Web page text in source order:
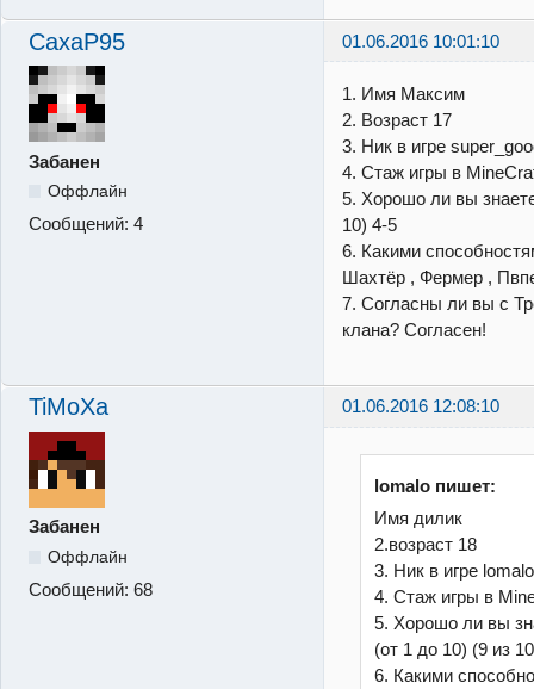
CaxaP95 01.06.2016 10:01:10
Забанен
Оффлайн
Сообщений: 4
1. Имя Максим
2. Возраст 17
3. Ник в игре
4. Стаж игры в
5. Хорошо ли вы
10) 4-5
6. Какими
Шахтёр , Фермер ,
7. Согласны ли вы с
клана? Согласен!
TiMoXa 01.06.2016 12:08:10
Забанен
Оффлайн
Сообщений: 68
lomalo пишет:
Имя дилик
2.возраст 18
3. Ник в игре lomalo
4. Стаж игры в
5. Хорошо ли вы
(от 1 до 10) (9 из
6. Какими